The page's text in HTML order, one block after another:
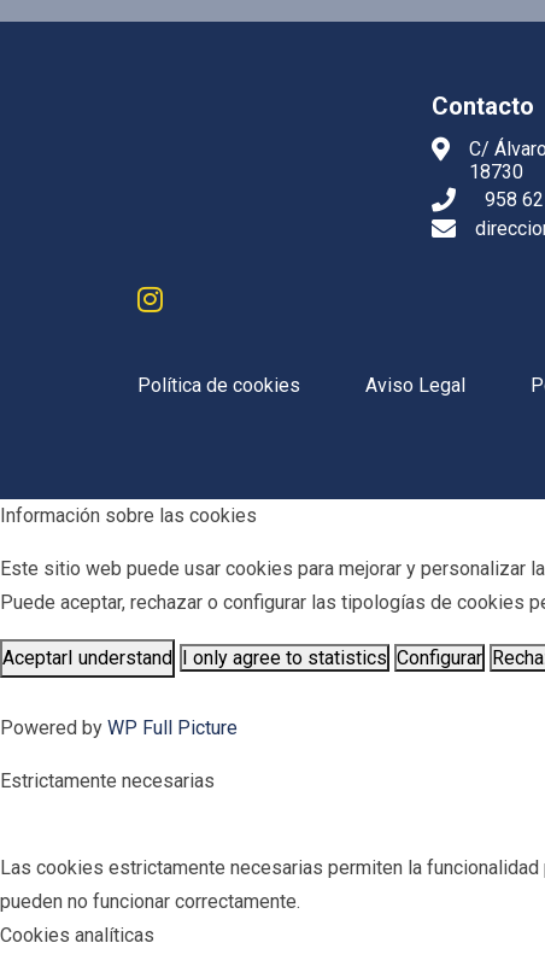
Contacto
C/
18730
958
Política de cookies Aviso Legal
Información sobre las cookies
Este sitio web puede usar cookies para mejorar y personalizar
Puede aceptar, rechazar o configurar las tipologías de cookies
AceptarI understand I only agree to statistics Configurar
Powered by WP Full Picture
Estrictamente necesarias
Las cookies estrictamente necesarias permiten la
pueden no funcionar correctamente.
Cookies analíticas